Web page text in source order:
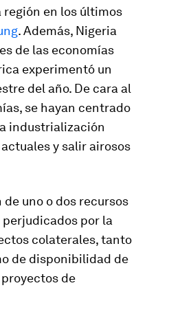
en los últimos
. Además, Nigeria
de las economías
experimentó un
del año. De cara al
se hayan centrado
industrialización
y salir airosos
uno o dos recursos
por la
colaterales, tanto
de disponibilidad de
de